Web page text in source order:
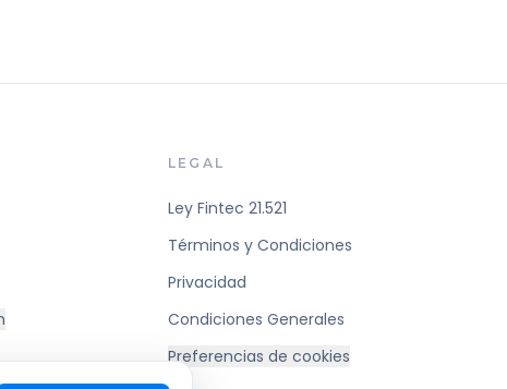
LEGAL
Ley Fintec 21.521
Términos y Condiciones
Privacidad
Condiciones Generales
Preferencias de cookies